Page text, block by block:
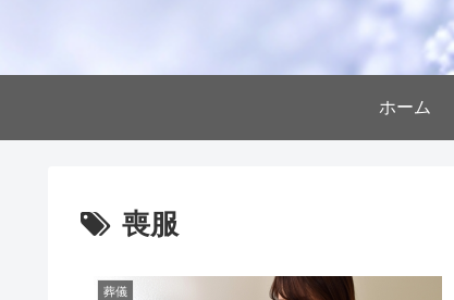
ホーム
喪服
葬儀